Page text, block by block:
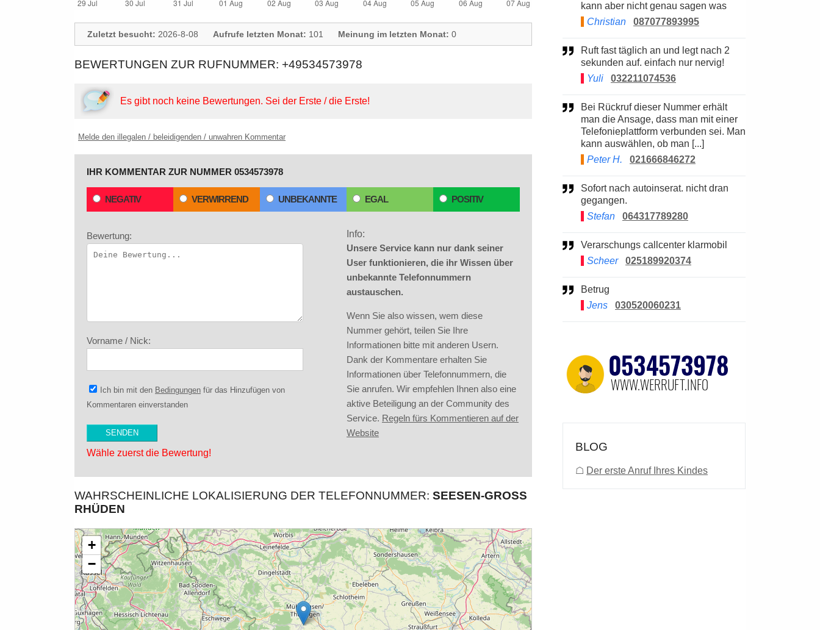
Zuletzt besucht: 2026-8-08 Aufrufe letzten Monat: 101 Meinung im letzten Monat: 0
BEWERTUNGEN ZUR RUFNUMMER: +49534573978
Es gibt noch keine Bewertungen. Sei der Erste / die Erste!
Melde den illegalen / beleidigenden / unwahren Kommentar
IHR KOMMENTAR ZUR NUMMER 0534573978
NEGATIV VERWIRREND UNBEKANNTE EGAL POSITIV
Bewertung:
Vorname / Nick:
Ich bin mit den Bedingungen für das Hinzufügen von
Kommentaren einverstanden
Wähle zuerst die Bewertung!
Info:
Unsere Service kann nur dank seiner
User funktionieren, die ihr Wissen über
unbekannte Telefonnummern
austauschen.
Wenn Sie also wissen, wem diese
Nummer gehört, teilen Sie Ihre
Informationen bitte mit anderen Usern.
Dank der Kommentare erhalten Sie
Informationen über Telefonnummern, die
Sie anrufen. Wir empfehlen Ihnen also eine
aktive Beteiligung an der Community des
Service. Regeln fürs Kommentieren auf der
Website
WAHRSCHEINLICHE LOKALISIERUNG DER TELEFONNUMMER: SEESEN-GROSS R
HÜDEN
kann aber nicht genau sagen was
Christian
087077893995
Ruft fast täglich an und legt nach 2
sekunden auf. einfach nur nervig!
Yuli
032211074536
Bei Rückruf dieser Nummer erhält
man die Ansage, dass man mit einer
Telefonieplattform verbunden sei. Man
kann auswählen, ob man [...]
Peter H.
021666846272
Sofort nach autoinserat. nicht dran
gegangen.
Stefan
064317789280
Verarschungs callcenter klarmobil
Scheer
025189920374
Betrug
Jens
030520060231
BLOG
☖ Der erste Anruf Ihres Kindes